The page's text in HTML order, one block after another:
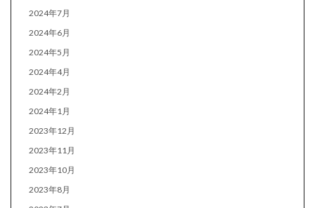
2024年7月
2024年6月
2024年5月
2024年4月
2024年2月
2024年1月
2023年12月
2023年11月
2023年10月
2023年8月